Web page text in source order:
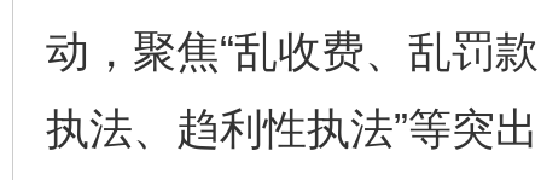
动，聚焦“乱收费、乱罚
执法、趋利性执法”等突